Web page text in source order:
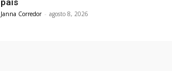
país
Janna Corredor - agosto 8, 2026